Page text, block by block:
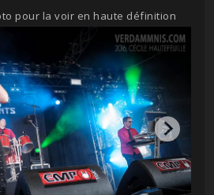
pour la voir en haute définition